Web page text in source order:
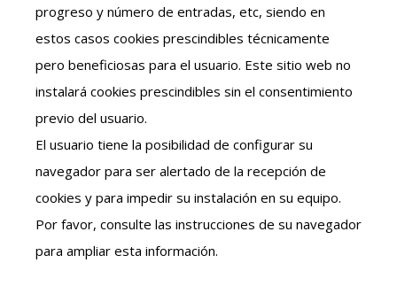
progreso y número de entradas, etc, siendo en
estos casos cookies prescindibles técnicamente
pero beneficiosas para el usuario. Este sitio web no
instalará cookies prescindibles sin el consentimiento
previo del usuario.
El usuario tiene la posibilidad de configurar su
navegador para ser alertado de la recepción de
cookies y para impedir su instalación en su equipo.
Por favor, consulte las instrucciones de su navegador
para ampliar esta información.